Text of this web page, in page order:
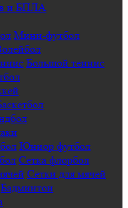
и БПЛА
Мини-футбол
Большой теннис
Юниор футбол
Сетка флорбол
Сетки для мячей
Бадминтон